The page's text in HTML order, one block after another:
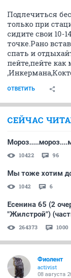
Подлечиться
только при
сидите свои 10-
точке.Рано
спать и
пейте,пейте
ОТВЕТИТЬ
СЕЙЧАС
10422 96
Мы тоже хотим
1042 6
Есенина 65 (2
"Жилстрой")
264373 1000
Фиолент
activist
08 августа